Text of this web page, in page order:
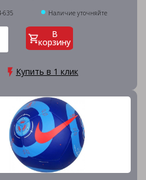
635 Наличие уточняйте
В
корзину
Купить в 1 клик